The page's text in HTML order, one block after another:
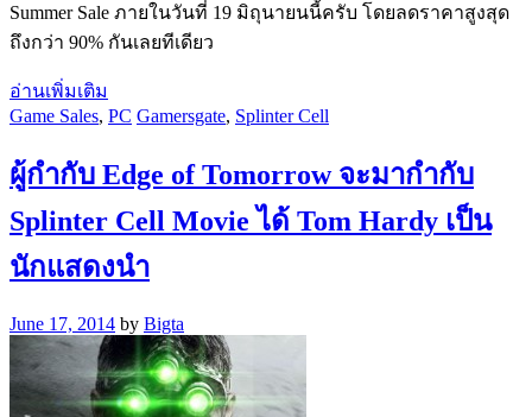
Summer Sale ภายในวันที่ 19 มิถุนายนนี้ครับ โดยลดราคาสูงสุด
ถึงกว่า 90% กันเลยทีเดียว
อ่านเพิ่มเติม
Game Sales, PC Gamersgate, Splinter Cell
ผู้กำกับ Edge of Tomorrow จะมากำกับ
Splinter Cell Movie ได้ Tom Hardy เป็น
นักแสดงนำ
June 17, 2014 by Bigta